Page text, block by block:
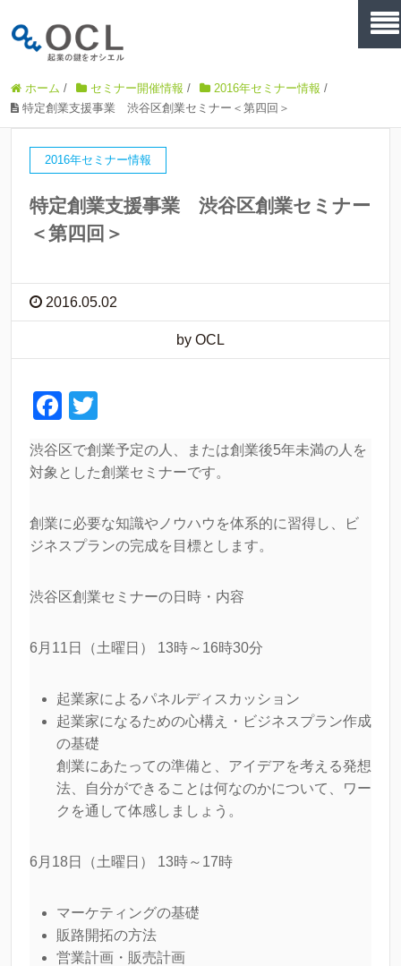
ホーム / セミナー開催情報 / 2016年セミナー情報 /
特定創業支援事業 渋谷区創業セミナー＜第四回＞
2016年セミナー情報
特定創業支援事業 渋谷区創業セミナー
＜第四回＞
2016.05.02
by OCL
F
c
b
o
k
tt
渋谷区で創業予定の人、または創業後5年未満の人を
対象とした創業セミナーです。
創業に必要な知識やノウハウを体系的に習得し、ビ
ジネスプランの完成を目標とします。
渋谷区創業セミナーの日時・内容
6月11日（土曜日） 13時～16時30分
起業家によるパネルディスカッション
起業家になるための心構え・ビジネスプラン作成
の基礎
創業にあたっての準備と、アイデアを考える発想
法、自分ができることは何なのかについて、ワー
クを通して体感しましょう。
6月18日（土曜日） 13時～17時
マーケティングの基礎
販路開拓の方法
営業計画・販売計画